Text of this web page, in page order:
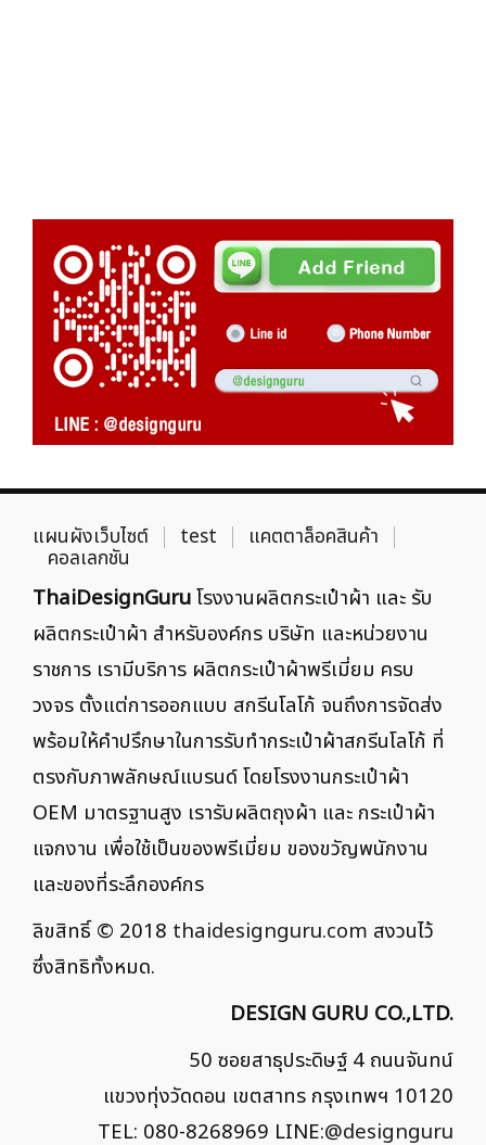
แผนผังเว็บไซต์ test แคตตาล็อคสินค้า
คอลเลกชัน
ThaiDesignGuruโรงงานผลิตกระเป๋าผ้า และ รับ
ผลิตกระเป๋าผ้า สำหรับองค์กร บริษัท และหน่วยงาน
ราชการ เรามีบริการ ผลิตกระเป๋าผ้าพรีเมี่ยม ครบ
วงจร ตั้งแต่การออกแบบ สกรีนโลโก้ จนถึงการจัดส่ง
พร้อมให้คำปรึกษาในการรับทำกระเป๋าผ้าสกรีนโลโก้ ที่
ตรงกับภาพลักษณ์แบรนด์ โดยโรงงานกระเป๋าผ้า
OEM มาตรฐานสูง เรารับผลิตถุงผ้า และ กระเป๋าผ้า
แจกงาน เพื่อใช้เป็นของพรีเมี่ยม ของขวัญพนักงาน
และของที่ระลึกองค์กร
ลิขสิทธิ์ © 2018 thaidesignguru.com สงวนไว้
ซึ่งสิทธิทั้งหมด.
DESIGN GURU CO.,LTD.
50 ซอยสาธุประดิษฐ์ 4 ถนนจันทน์
แขวงทุ่งวัดดอน เขตสาทร กรุงเทพฯ 10120
TEL: 080-8268969 LINE:@designguru